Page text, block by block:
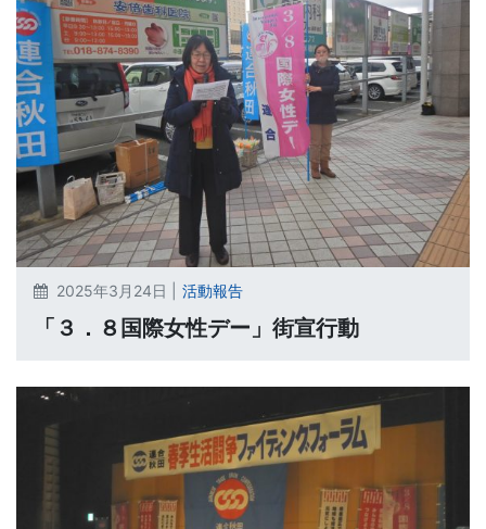
2025年3月24日 | 活動報告
「３．８国際女性デー」街宣行動